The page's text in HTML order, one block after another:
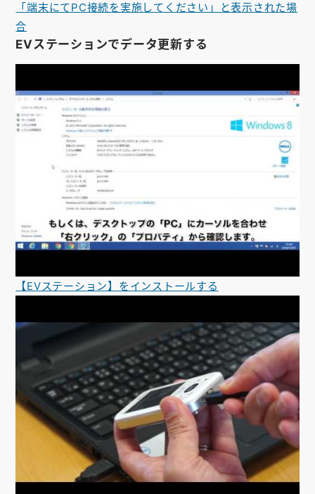
「端末にてPC接続を実施してください」と表示された場
合
EVステーションでデータ更新する
【EVステーション】をインストールする